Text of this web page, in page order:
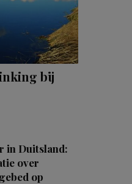
bij
in Duitsland:
over
op